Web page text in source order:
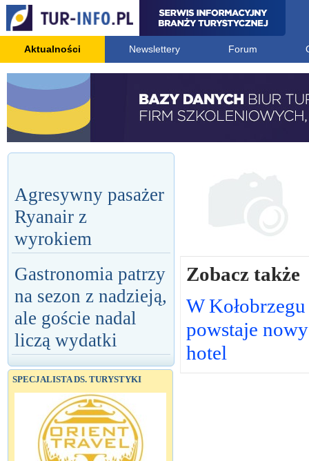
Aktualności Newslettery Forum
Agresywny pasażer
Ryanair z
wyrokiem
Gastronomia patrzy
na sezon z nadzieją,
ale goście nadal
liczą wydatki
SPECJALISTA DS. TURYSTYKI
Zobacz także
W Kołobrzegu
powstaje nowy
hotel